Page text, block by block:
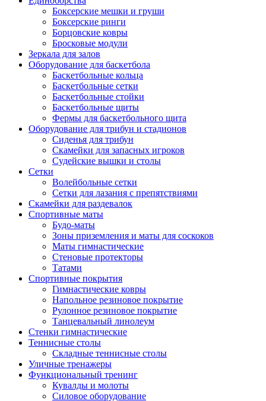
Боксерские мешки и груши
Боксерские ринги
Борцовские ковры
Бросковые модули
Зеркала для залов
Оборудование для баскетбола
Баскетбольные кольца
Баскетбольные сетки
Баскетбольные стойки
Баскетбольные щиты
Фермы для баскетбольного щита
Оборудование для трибун и стадионов
Сиденья для трибун
Скамейки для запасных игроков
Судейские вышки и столы
Сетки
Волейбольные сетки
Сетки для лазания с препятствиями
Скамейки для раздевалок
Спортивные маты
Будо-маты
Зоны приземления и маты для соскоков
Маты гимнастические
Стеновые протекторы
Татами
Спортивные покрытия
Гимнастические ковры
Напольное резиновое покрытие
Рулонное резиновое покрытие
Танцевальный линолеум
Стенки гимнастические
Теннисные столы
Складные теннисные столы
Уличные тренажеры
Функциональный тренинг
Кувалды и молоты
Силовое оборудование